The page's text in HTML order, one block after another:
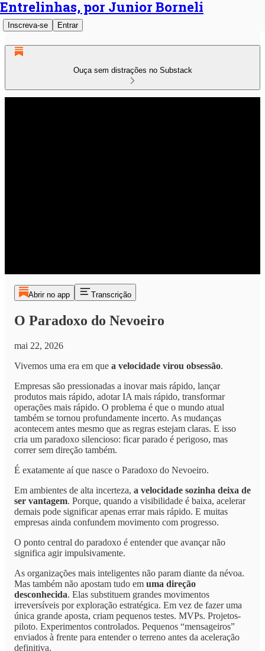
Entrelinhas, por Junior Borneli
Inscreva-se Entrar
Ouça sem distrações no Substack
Abrir no app Transcrição
O Paradoxo do Nevoeiro
mai 22, 2026
Vivemos uma era em que a velocidade virou obsessão.
Empresas são pressionadas a inovar mais rápido, lançar
produtos mais rápido, adotar IA mais rápido, transformar
operações mais rápido. O problema é que o mundo atual
também se tornou profundamente incerto. As mudanças
acontecem antes mesmo que as regras estejam claras. E isso
cria um paradoxo silencioso: ficar parado é perigoso, mas
correr sem direção também.
É exatamente aí que nasce o Paradoxo do Nevoeiro.
Em ambientes de alta incerteza, a velocidade sozinha deixa de
ser vantagem. Porque, quando a visibilidade é baixa, acelerar
demais pode significar apenas errar mais rápido. E muitas
empresas ainda confundem movimento com progresso.
O ponto central do paradoxo é entender que avançar não
significa agir impulsivamente.
As organizações mais inteligentes não param diante da névoa.
Mas também não apostam tudo em uma direção
desconhecida. Elas substituem grandes movimentos
irreversíveis por exploração estratégica. Em vez de fazer uma
única grande aposta, criam pequenos testes. MVPs. Projetos-
piloto. Experimentos controlados. Pequenos “mensageiros”
enviados à frente para entender o terreno antes da aceleração
definitiva.